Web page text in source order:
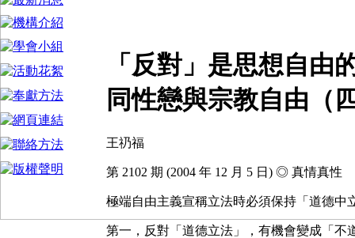
「反對」是思想自由
同性戀與宗教自由（
王礽福
第 2102 期 (2004 年 12 月 5 日) ◎ 真情真性
極端自由主義宣稱立法時必須保持「道德中
第一，反對「道德立法」，有機會變成「不